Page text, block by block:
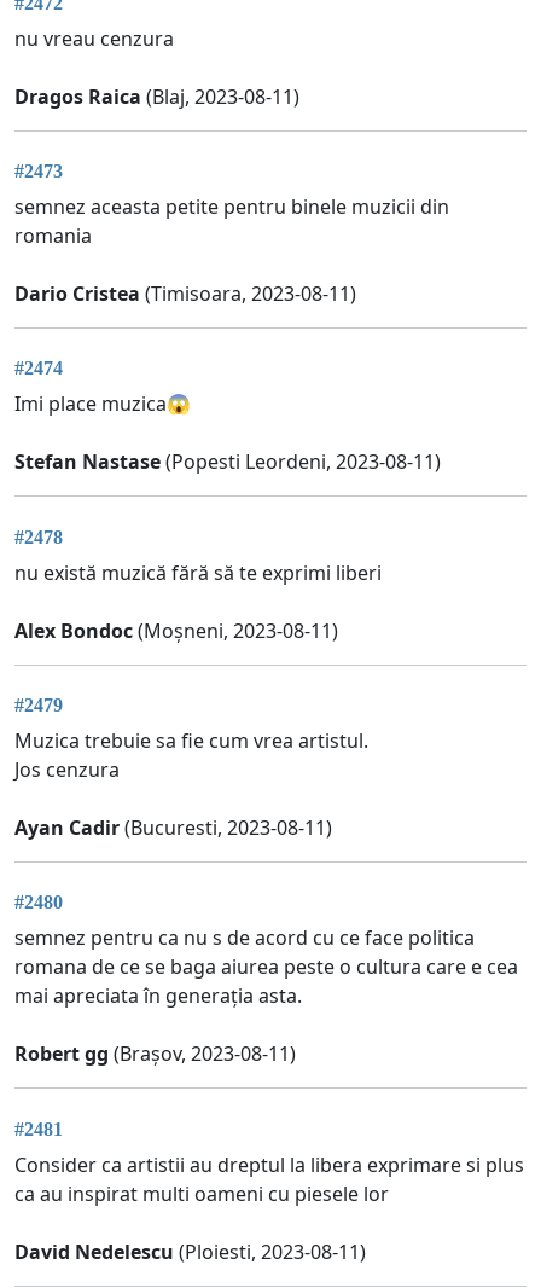
nu vreau cenzura
Dragos Raica (Blaj, 2023-08-11)
#2473
semnez aceasta petite pentru binele muzicii din
romania
Dario Cristea (Timisoara, 2023-08-11)
#2474
Imi place muzica😱
Stefan Nastase(Popesti Leordeni, 2023-08-11)
#2478
nu există muzică fără să te exprimi liberi
Alex Bondoc(Moșneni, 2023-08-11)
#2479
Muzica trebuie sa fie cum vrea artistul.
Jos cenzura
Ayan Cadir(Bucuresti, 2023-08-11)
#2480
semnez pentru ca nu s de acord cu ce face politica
romana de ce se baga aiurea peste o cultura care e cea
mai apreciata în generația asta.
Robert gg (Brașov, 2023-08-11)
#2481
Consider ca artistii au dreptul la libera exprimare si plus
ca au inspirat multi oameni cu piesele lor
David Nedelescu (Ploiesti, 2023-08-11)